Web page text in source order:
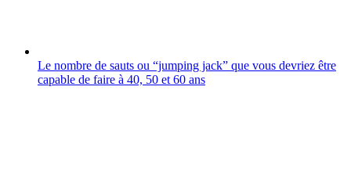
Le nombre de sauts ou “jumping jack” que vous devriez être
capable de faire à 40, 50 et 60 ans